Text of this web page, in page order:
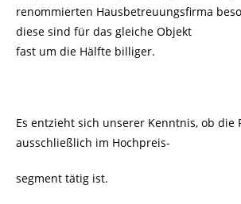
renommierten Hausbetreuungsfirma
diese sind für das gleiche Objekt
fast um die Hälfte billiger.
Es entzieht sich unserer Kenntnis, ob die
ausschließlich im Hochpreis-
segment tätig ist.